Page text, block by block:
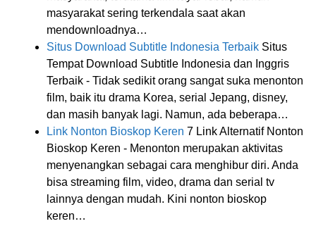
masyarakat sering terkendala saat akan
mendownloadnya…
Situs Download Subtitle Indonesia Terbaik Situs
Tempat Download Subtitle Indonesia dan Inggris
Terbaik - Tidak sedikit orang sangat suka menonton
film, baik itu drama Korea, serial Jepang, disney,
dan masih banyak lagi. Namun, ada beberapa…
Link Nonton Bioskop Keren 7 Link Alternatif Nonton
Bioskop Keren - Menonton merupakan aktivitas
menyenangkan sebagai cara menghibur diri. Anda
bisa streaming film, video, drama dan serial tv
lainnya dengan mudah. Kini nonton bioskop
keren…